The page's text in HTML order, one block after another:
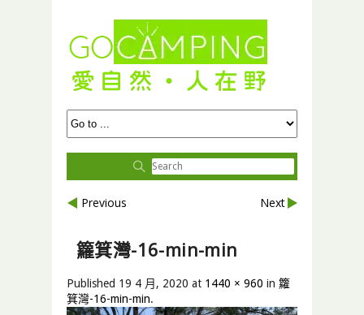
Previous Next
籮箕灣-16-min-min
Published 19 4 月, 2020 at 1440 × 960 in 籮
箕灣-16-min-min.